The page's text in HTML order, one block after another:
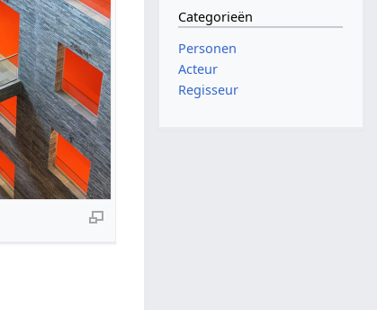
Categorieën
Personen
Acteur
Regisseur